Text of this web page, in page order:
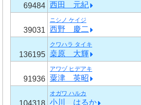
69484 西田 元紀
39031
ニシノ ケイジ
西野 慶二
136195
クワハラ タイキ
桒原 大輝
91936
アワヅ ヒデアキ
粟津 英昭
オガワ ハルカ
小川 はるか